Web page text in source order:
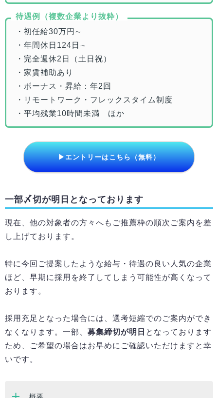
待遇例（複数企業より抜粋）
・初任給30万円∼
・年間休日124日∼
・完全週休2日（土日祝）
・家賃補助あり
・ボーナス・昇給：年2回
・リモートワーク・フレックスタイム制度
・平均残業10時間未満 ほか
▶エントリーはこちら（無料）
一部〆切が明日となっております
現在、他の対象者の方々へもご推薦枠の順次ご案内を差
し上げております。
特に今回ご提案したような給与・待遇の良い人気の企業
ほど、早期に採用を終了してしまう可能性が高くなって
おります。
採用充足となった場合には、選考短縮でのご案内ができ
なくなります。一部、 募集締切が明日 となっております
ため、ご希望の場合はお早めにご確認いただけますと幸
いです。